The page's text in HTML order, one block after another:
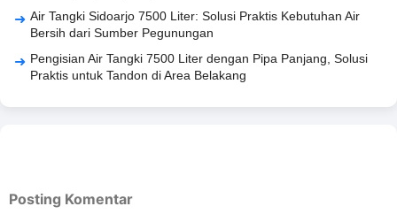
Air Tangki Sidoarjo 7500 Liter: Solusi Praktis Kebutuhan Air
Bersih dari Sumber Pegunungan
Pengisian Air Tangki 7500 Liter dengan Pipa Panjang, Solusi
Praktis untuk Tandon di Area Belakang
Posting Komentar